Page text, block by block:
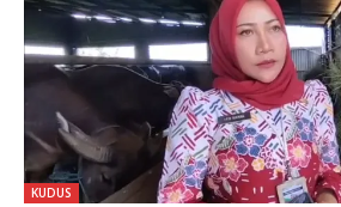
KUDUS